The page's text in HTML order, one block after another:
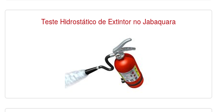
Teste Hidrostático de Extintor no Jabaquara